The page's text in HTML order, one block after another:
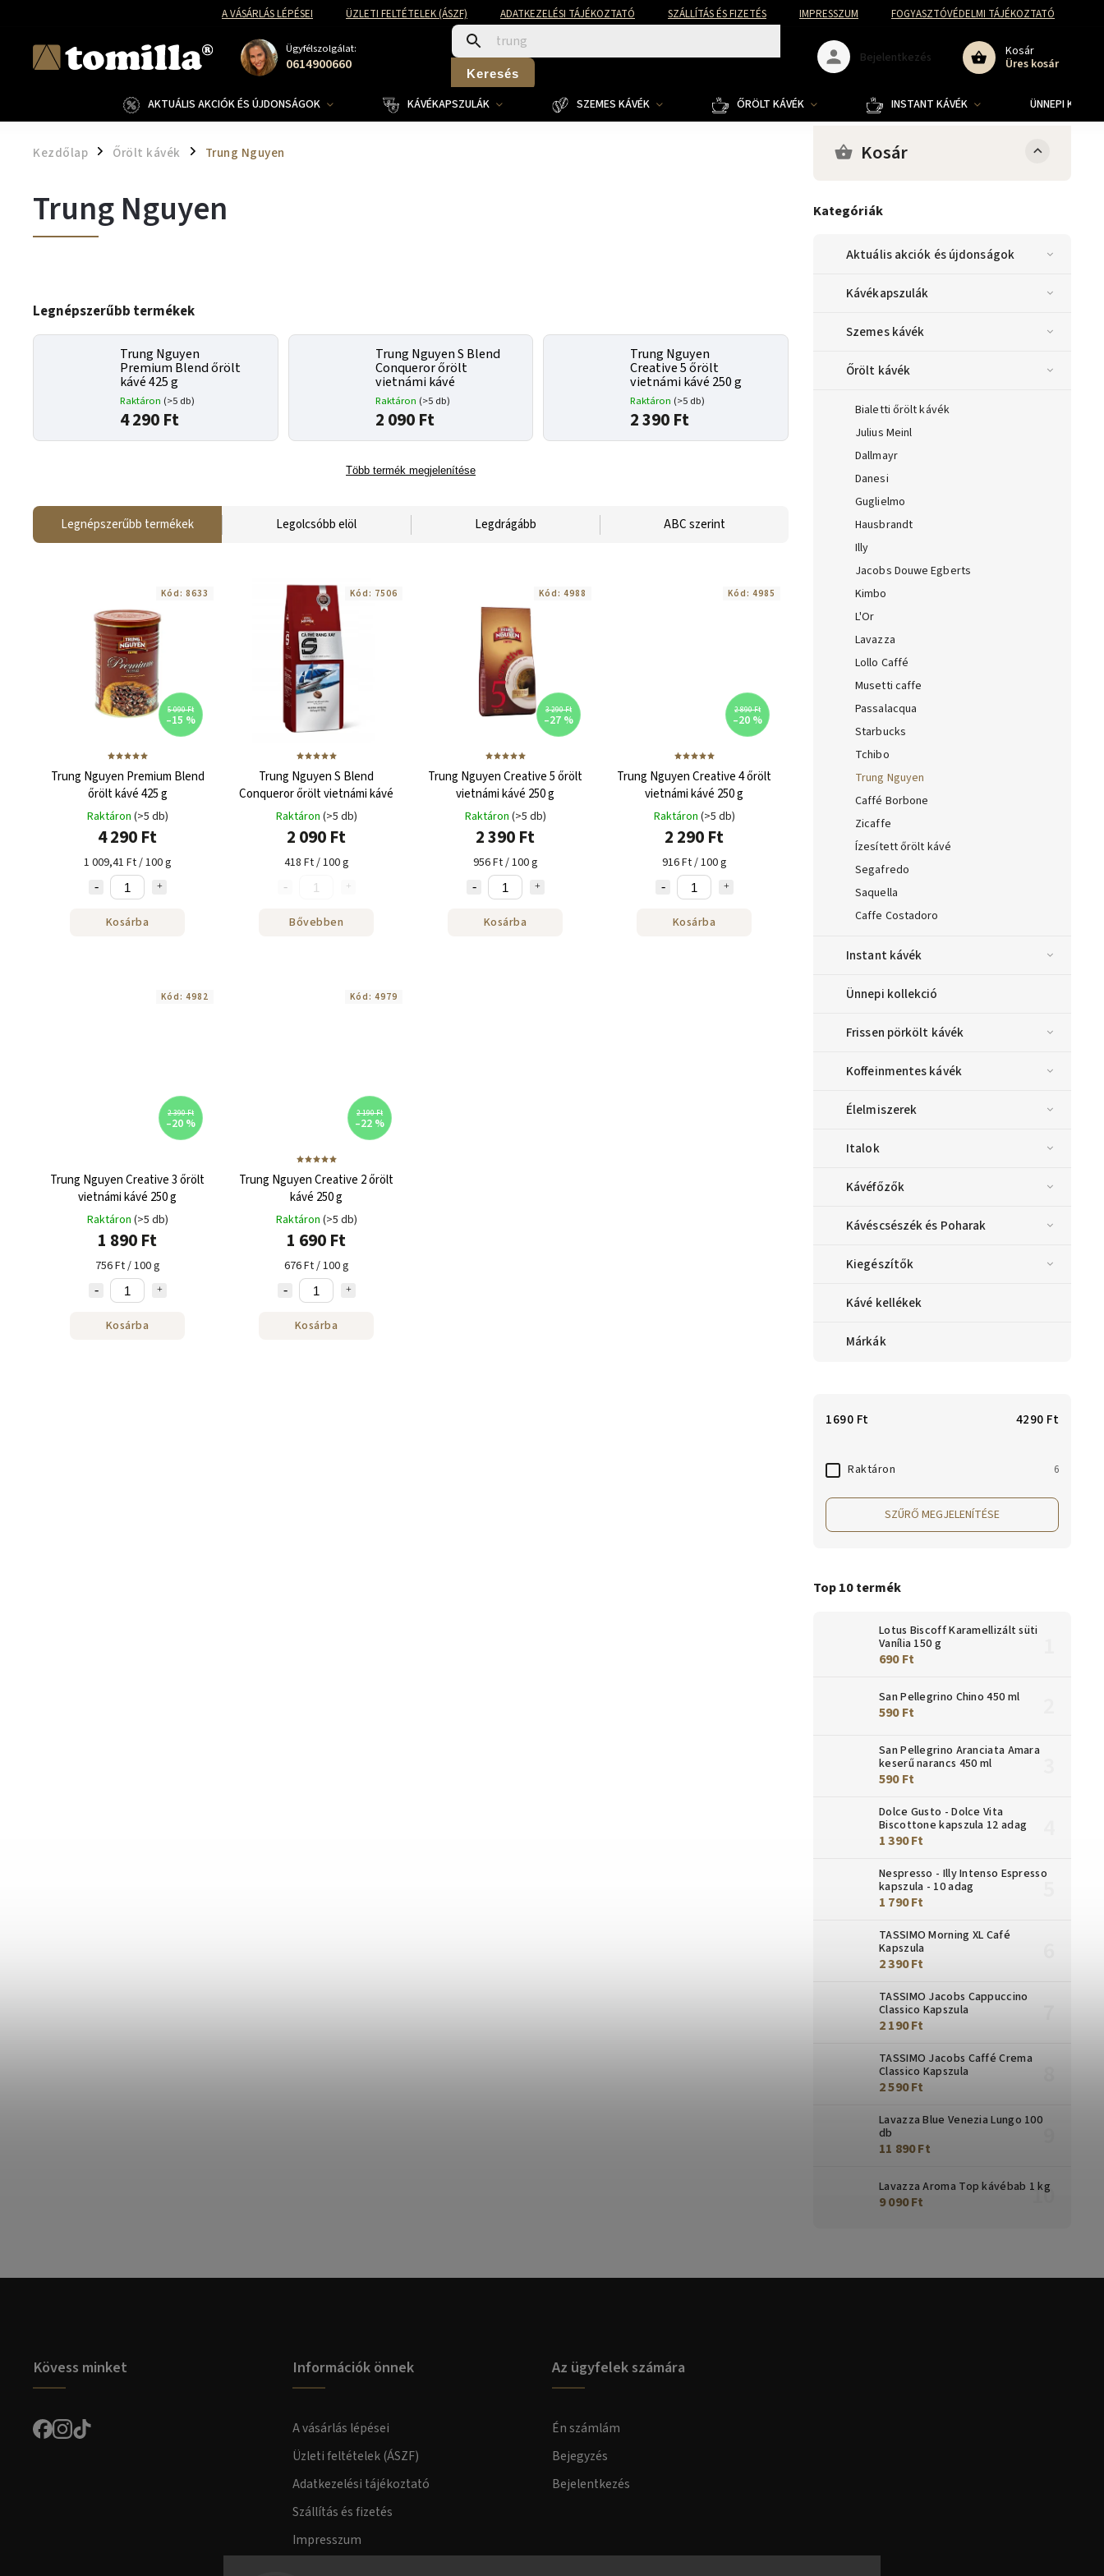
A VÁSÁRLÁS LÉPÉSEI ÜZLETI FELTÉTELEK (ÁSZF) ADATKEZELÉSI TÁJÉKOZTATÓ SZÁLLÍTÁS ÉS FIZETÉS IMPRESSZUM FOGYASZTÓVÉDELMI TÁJÉKOZTATÓ
Ügyfélszolgálat:
0614900660 Keresés
Kosár
Üres kosár
Bejelentkezés
AKTUÁLIS AKCIÓK ÉS ÚJDONSÁGOK KÁVÉKAPSZULÁK SZEMES KÁVÉK ŐRÖLT KÁVÉK INSTANT KÁVÉK ÜNNEPI
Kezdőlap / Őrölt kávék / Trung Nguyen Kosár
Kategóriák
Aktuális akciók és újdonságok
Kávékapszulák
Szemes kávék
Őrölt kávék
Bialetti őrölt kávék
Julius Meinl
Dallmayr
Danesi
Guglielmo
Hausbrandt
Illy
Jacobs Douwe Egberts
Kimbo
L'Or
Lavazza
Lollo Caffé
Musetti caffe
Passalacqua
Starbucks
Tchibo
Trung Nguyen
Caffé Borbone
Zicaffe
Ízesített őrölt kávé
Segafredo
Saquella
Caffe Costadoro
Instant kávék
Ünnepi kollekció
Frissen pörkölt kávék
Koffeinmentes kávék
Élelmiszerek
Italok
Kávéfőzők
Kávéscsészék és Poharak
Kiegészítők
Kávé kellékek
Márkák
1690 Ft 4290 Ft
Raktáron 6
SZŰRŐ MEGJELENÍTÉSE
Top 10 termék
Lotus Biscoff Karamellizált süti
Vanília 150 g
690 Ft
San Pellegrino Chino 450 ml
590 Ft
San Pellegrino Aranciata Amara
keserű narancs 450 ml
590 Ft
Dolce Gusto - Dolce Vita
Biscottone kapszula 12 adag
1 390 Ft
Nespresso - Illy Intenso Espresso
kapszula - 10 adag
1 790 Ft
TASSIMO Morning XL Café
Kapszula
2 390 Ft
TASSIMO Jacobs Cappuccino
Classico Kapszula
2 190 Ft
TASSIMO Jacobs Caffé Crema
Classico Kapszula
2 590 Ft
Lavazza Blue Venezia Lungo 100
db
11 890 Ft
Lavazza Aroma Top kávébab 1 kg
9 090 Ft
Trung Nguyen
Legnépszerűbb termékek
Trung Nguyen
Premium Blend őrölt
kávé 425 g
Raktáron (>5 db)
4 290 Ft
Trung Nguyen S Blend
Conqueror őrölt
vietnámi kávé
Raktáron (>5 db)
2 090 Ft
Trung Nguyen
Creative 5 őrölt
vietnámi kávé 250 g
Raktáron (>5 db)
2 390 Ft
Több termék megjelenítése
Legnépszerűbb termékek Legolcsóbb elöl Legdrágább ABC szerint
5 090 Ft
–15 %
Trung Nguyen Premium Blend
őrölt kávé 425 g
Raktáron (>5 db)
4 290 Ft
1 009,41 Ft / 100 g
Kosárba
Kód: 8633
Trung Nguyen S Blend
Conqueror őrölt vietnámi kávé
Raktáron (>5 db)
2 090 Ft
418 Ft / 100 g
Bővebben
Kód: 7506
3 290 Ft
–27 %
Trung Nguyen Creative 5 őrölt
vietnámi kávé 250 g
Raktáron (>5 db)
2 390 Ft
956 Ft / 100 g
Kosárba
Kód: 4988
2 890 Ft
–20 %
Trung Nguyen Creative 4 őrölt
vietnámi kávé 250 g
Raktáron (>5 db)
2 290 Ft
916 Ft / 100 g
Kosárba
Kód: 4985
2 390 Ft
–20 %
Trung Nguyen Creative 3 őrölt
vietnámi kávé 250 g
Raktáron (>5 db)
1 890 Ft
756 Ft / 100 g
Kosárba
Kód: 4982
2 190 Ft
–22 %
Trung Nguyen Creative 2 őrölt
kávé 250 g
Raktáron (>5 db)
1 690 Ft
676 Ft / 100 g
Kosárba
Kód: 4979
Kövess minket Információk önnek
A vásárlás lépései
Üzleti feltételek (ÁSZF)
Adatkezelési tájékoztató
Szállítás és fizetés
Impresszum
Az ügyfelek számára
Én számlám
Bejegyzés
Bejelentkezés